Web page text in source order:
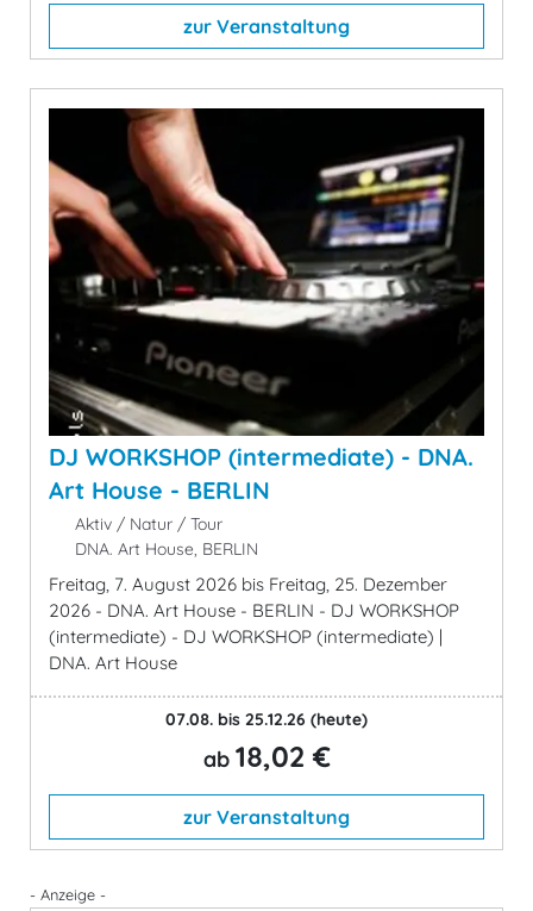
zur Veranstaltung
DJ WORKSHOP (intermediate) - DNA.
Art House - BERLIN
Aktiv / Natur / Tour
DNA. Art House, BERLIN
Freitag, 7. August 2026 bis Freitag, 25. Dezember
2026 - DNA. Art House - BERLIN - DJ WORKSHOP
(intermediate) - DJ WORKSHOP (intermediate) |
DNA. Art House
07.08. bis 25.12.26 (heute)
ab 18,02 €
zur Veranstaltung
- Anzeige -